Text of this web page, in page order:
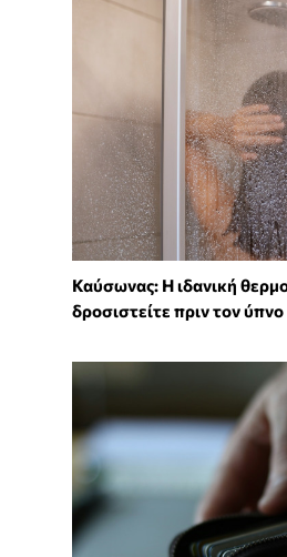
⁠Καύσωνας: Η ιδανική
δροσιστείτε πριν τον ύπνο